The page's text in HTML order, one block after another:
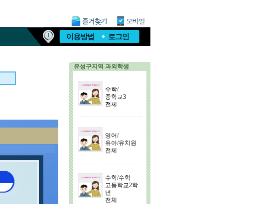
이용방법 로그인
유성구지역 과외학생
수학/
중학교3
전체
영어/
유아/유치원
전체
수학/수학
고등학교2학
년
전체